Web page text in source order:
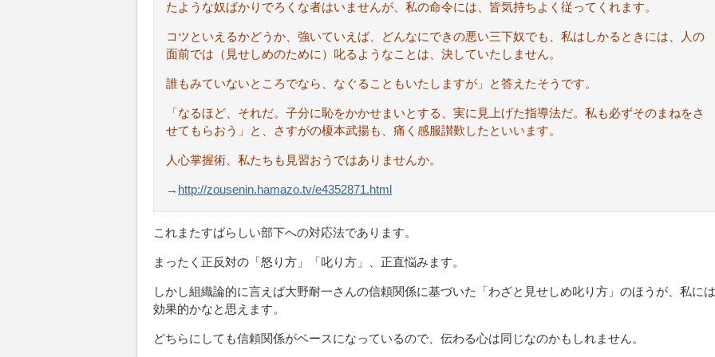
たような奴ばかりでろくな者はいませんが、私の命令には、皆気持ちよく従ってくれます。
コツといえるかどうか、強いていえば、どんなにできの悪い三下奴でも、私はしかるときには、人の
面前では（見せしめのために）叱るようなことは、決していたしません。
誰もみていないところでなら、なぐることもいたしますが」と答えたそうです。
「なるほど、それだ。子分に恥をかかせまいとする、実に見上げた指導法だ。私も必ずそのまねをさ
せてもらおう」と、さすがの榎本武揚も、痛く感服讃歎したといいます。
人心掌握術、私たちも見習おうではありませんか。
→ http://zousenin.hamazo.tv/e4352871.html
これまたすばらしい部下への対応法であります。
まったく正反対の「怒り方」「叱り方」、正直悩みます。
しかし組織論的に言えば大野耐一さんの信頼関係に基づいた「わざと見せしめ叱り方」のほうが、私には
効果的かなと思えます。
どちらにしても信頼関係がベースになっているので、伝わる心は同じなのかもしれません。